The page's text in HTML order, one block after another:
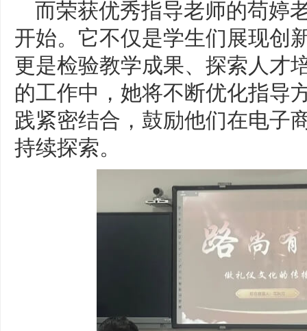
而荣获优秀指导老师的苟婷
开始。它不仅是学生们展现创
更是检验教学成果、探索人才
的工作中，她将不断优化指导
践紧密结合，鼓励他们在电子
持续探索。